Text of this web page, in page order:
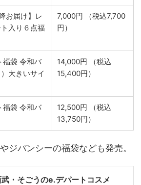
お届け】レ
入り６点福
7,000円 （税込7,700
円）
福袋 令和バ
大きいサイ
14,000円 （税込
15,400円）
福袋 令和バ
12,500円 （税込
13,750円）
ジバンシーの福袋なども発売。
・そごうのe.デパートコスメ